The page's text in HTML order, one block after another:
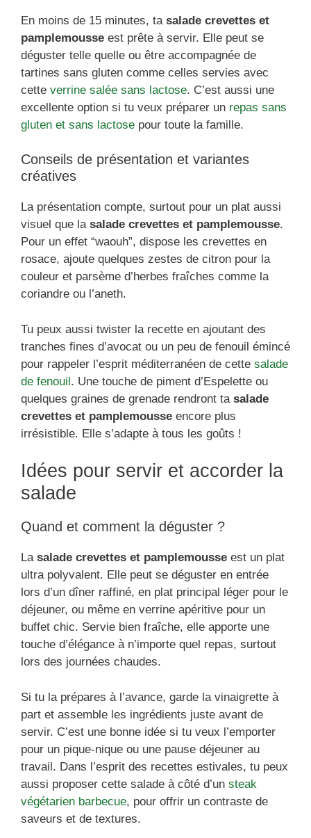
En moins de 15 minutes, ta salade crevettes et
pamplemousse est prête à servir. Elle peut se
déguster telle quelle ou être accompagnée de
tartines sans gluten comme celles servies avec
cette verrine salée sans lactose. C’est aussi une
excellente option si tu veux préparer un repas sans
gluten et sans lactose pour toute la famille.
Conseils de présentation et variantes
créatives
La présentation compte, surtout pour un plat aussi
visuel que la salade crevettes et pamplemousse.
Pour un effet “waouh”, dispose les crevettes en
rosace, ajoute quelques zestes de citron pour la
couleur et parsème d’herbes fraîches comme la
coriandre ou l’aneth.
Tu peux aussi twister la recette en ajoutant des
tranches fines d’avocat ou un peu de fenouil émincé
pour rappeler l’esprit méditerranéen de cette salade
de fenouil. Une touche de piment d’Espelette ou
quelques graines de grenade rendront ta salade
crevettes et pamplemousse encore plus
irrésistible. Elle s’adapte à tous les goûts !
Idées pour servir et accorder la
salade
Quand et comment la déguster ?
La salade crevettes et pamplemousse est un plat
ultra polyvalent. Elle peut se déguster en entrée
lors d’un dîner raffiné, en plat principal léger pour le
déjeuner, ou même en verrine apéritive pour un
buffet chic. Servie bien fraîche, elle apporte une
touche d’élégance à n’importe quel repas, surtout
lors des journées chaudes.
Si tu la prépares à l’avance, garde la vinaigrette à
part et assemble les ingrédients juste avant de
servir. C’est une bonne idée si tu veux l’emporter
pour un pique-nique ou une pause déjeuner au
travail. Dans l’esprit des recettes estivales, tu peux
aussi proposer cette salade à côté d’un steak
végétarien barbecue, pour offrir un contraste de
saveurs et de textures.